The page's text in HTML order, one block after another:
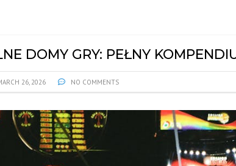
DOMY GRY: PEŁNY
26, 2026 NO COMMENTS